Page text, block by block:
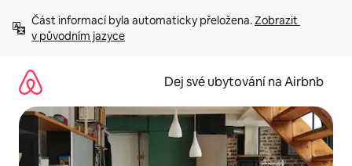
obsah
Část informací byla automaticky přeložena. Zobrazit
v původním jazyce
Dej své ubytování na Airbnb